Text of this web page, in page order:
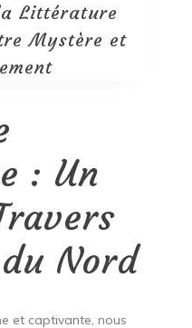
Littérature
Mystère et
: Un
Nord
et captivante, nous